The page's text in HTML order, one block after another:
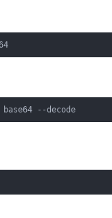
base64 --decode